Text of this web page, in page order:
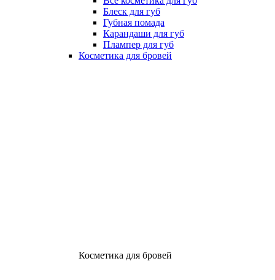
Блеск для губ
Губная помада
Карандаши для губ
Плампер для губ
Косметика для бровей
Косметика для бровей